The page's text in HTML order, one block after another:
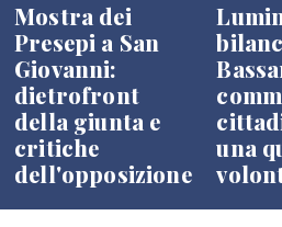
Mostra dei
Presepi a San
Giovanni:
dietrofront
della giunta e
critiche
dell'opposizione
una